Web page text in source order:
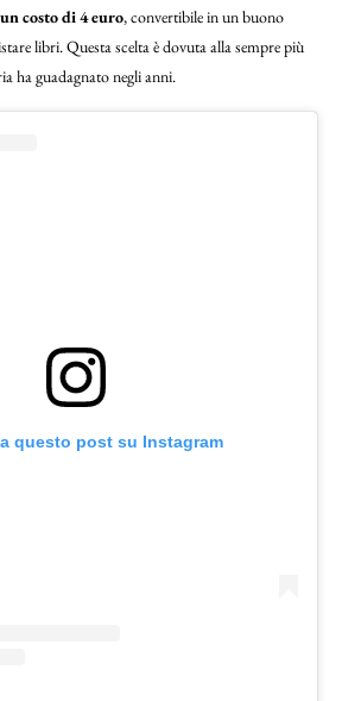
costo di 4 euro, convertibile in un buono
libri. Questa scelta è dovuta alla sempre più
ha guadagnato negli anni.
questo post su Instagram